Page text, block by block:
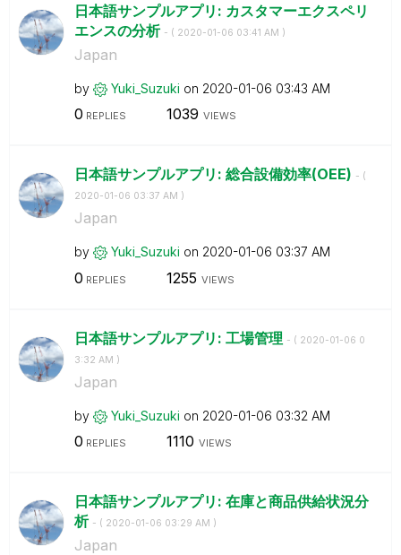
日本語サンプルアプリ: カスタマーエクスペリ
エンスの分析 - ( ‎2020-01-06 03:41 AM )
Japan
by Yuki_Suzuki on ‎2020-01-06 03:43 AM
0 REPLIES 1039 VIEWS
日本語サンプルアプリ: 総合設備効率(OEE) - (
‎2020-01-06 03:37 AM )
Japan
by Yuki_Suzuki on ‎2020-01-06 03:37 AM
0 REPLIES 1255 VIEWS
日本語サンプルアプリ: 工場管理 - ( ‎2020-01-06 0
3:32 AM )
Japan
by Yuki_Suzuki on ‎2020-01-06 03:32 AM
0 REPLIES 1110 VIEWS
日本語サンプルアプリ: 在庫と商品供給状況分
析 - ( ‎2020-01-06 03:29 AM )
Japan